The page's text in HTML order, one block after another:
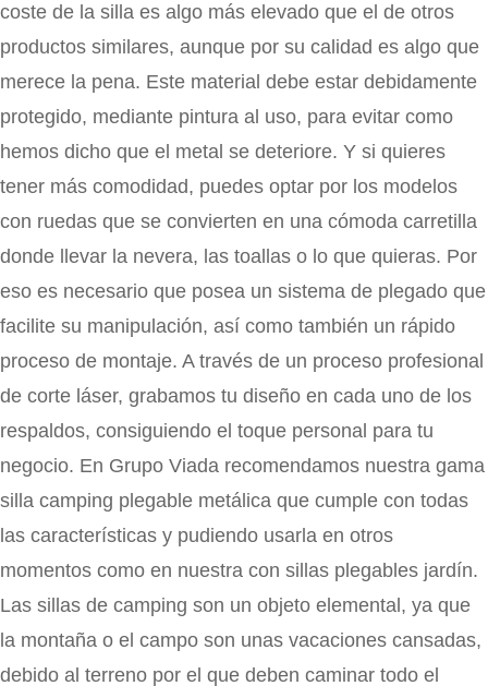
coste de la silla es algo más elevado que el de otros
productos similares, aunque por su calidad es algo que
merece la pena. Este material debe estar debidamente
protegido, mediante pintura al uso, para evitar como
hemos dicho que el metal se deteriore. Y si quieres
tener más comodidad, puedes optar por los modelos
con ruedas que se convierten en una cómoda carretilla
donde llevar la nevera, las toallas o lo que quieras. Por
eso es necesario que posea un sistema de plegado que
facilite su manipulación, así como también un rápido
proceso de montaje. A través de un proceso profesional
de corte láser, grabamos tu diseño en cada uno de los
respaldos, consiguiendo el toque personal para tu
negocio. En Grupo Viada recomendamos nuestra gama
silla camping plegable metálica que cumple con todas
las características y pudiendo usarla en otros
momentos como en nuestra con sillas plegables jardín.
Las sillas de camping son un objeto elemental, ya que
la montaña o el campo son unas vacaciones cansadas,
debido al terreno por el que deben caminar todo el